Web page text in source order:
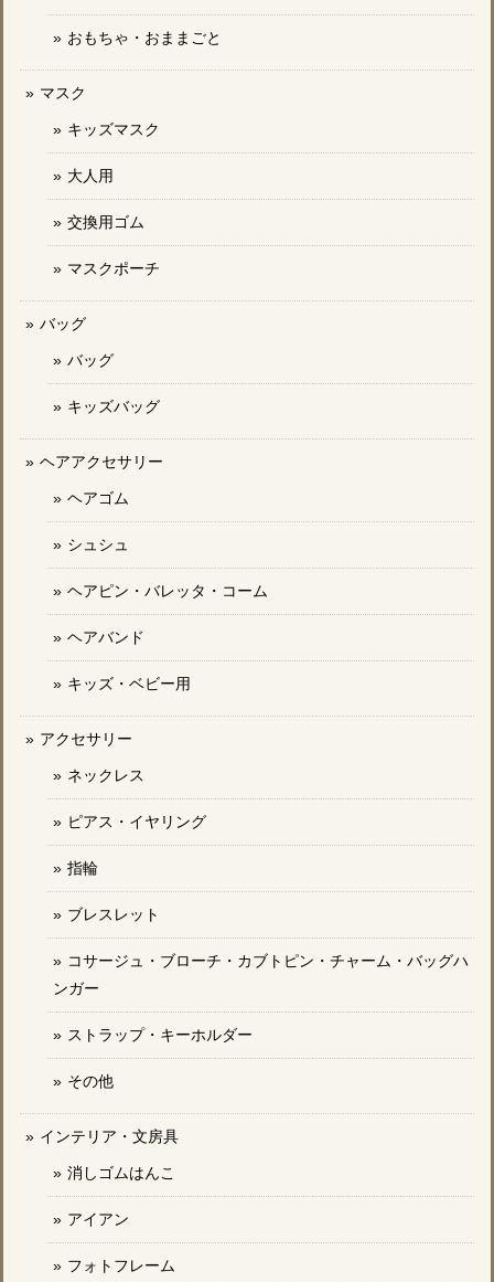
おもちゃ・おままごと
マスク
キッズマスク
大人用
交換用ゴム
マスクポーチ
バッグ
バッグ
キッズバッグ
ヘアアクセサリー
ヘアゴム
シュシュ
ヘアピン・バレッタ・コーム
ヘアバンド
キッズ・ベビー用
アクセサリー
ネックレス
ピアス・イヤリング
指輪
ブレスレット
コサージュ・ブローチ・カブトピン・チャーム・バッグハ
ンガー
ストラップ・キーホルダー
その他
インテリア・文房具
消しゴムはんこ
アイアン
フォトフレーム